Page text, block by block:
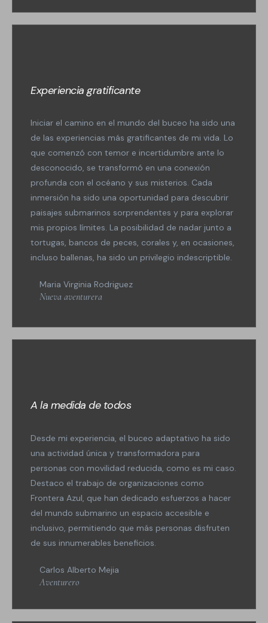
Experiencia gratificante
Iniciar el camino en el mundo del buceo ha sido una
de las experiencias más gratificantes de mi vida. Lo
que comenzó con temor e incertidumbre ante lo
desconocido, se transformó en una conexión
profunda con el océano y sus misterios. Cada
inmersión ha sido una oportunidad para descubrir
paisajes submarinos sorprendentes y para explorar
mis propios límites. La posibilidad de nadar junto a
tortugas, bancos de peces, corales y, en ocasiones,
incluso ballenas, ha sido un privilegio indescriptible.
Maria Virginia Rodriguez
Nueva aventurera
A la medida de todos
Desde mi experiencia, el buceo adaptativo ha sido
una actividad única y transformadora para
personas con movilidad reducida, como es mi caso.
Destaco el trabajo de organizaciones como
Frontera Azul, que han dedicado esfuerzos a hacer
del mundo submarino un espacio accesible e
inclusivo, permitiendo que más personas disfruten
de sus innumerables beneficios.
Carlos Alberto Mejia
Aventurero